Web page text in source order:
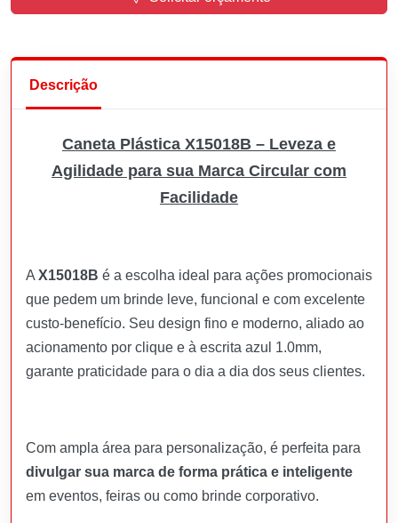
Descrição
Caneta Plástica X15018B – Leveza e
Agilidade para sua Marca Circular com
Facilidade
A X15018B é a escolha ideal para ações promocionais
que pedem um brinde leve, funcional e com excelente
custo-benefício. Seu design fino e moderno, aliado ao
acionamento por clique e à escrita azul 1.0mm,
garante praticidade para o dia a dia dos seus clientes.
Com ampla área para personalização, é perfeita para
divulgar sua marca de forma prática e inteligente
em eventos, feiras ou como brinde corporativo.